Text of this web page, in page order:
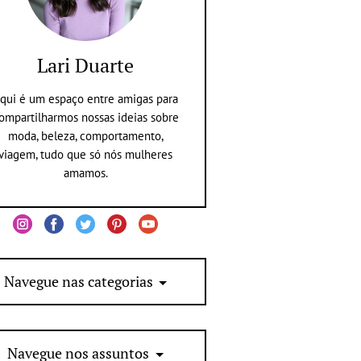
Lari Duarte
é um espaço entre amigas para
nossas ideias sobre
moda, beleza, comportamento,
tudo que só nós mulheres
amamos.
Navegue nas categorias
Navegue nos assuntos